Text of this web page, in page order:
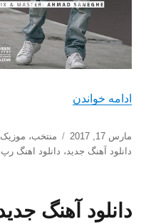
ادامه خواندن
ارسال
شده
مارس 17, 2017 دسته‌ها
منتخب، موزیک
دانلود آهنگ جدید، دانلود اهنگ رپ
دانلود آهنگ